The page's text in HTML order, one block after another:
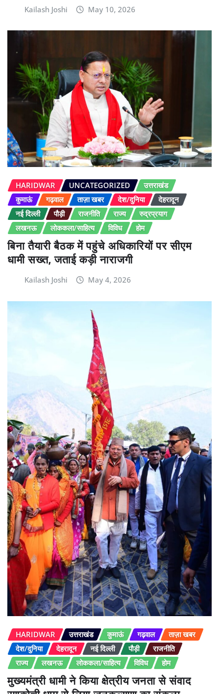
Kailash Joshi May 10, 2026
HARIDWAR UNCATEGORIZED
उत्तराखंड
कुमाऊं
गढ़वाल ताज़ा खबर देश/दुनिया
देहरादून
नई दिल्ली
पौड़ी राजनीति राज्य
रुद्रप्रयाग
लखनऊ
लोककला/साहित्य विविध होम
बिना तैयारी बैठक में पहुंचे अधिकारियों पर सीएम
धामी सख्त, जताई कड़ी नाराजगी
Kailash Joshi May 4, 2026
HARIDWAR उत्तराखंड कुमाऊं गढ़वाल
ताज़ा खबर
देश/दुनिया
देहरादून नई दिल्ली पौड़ी
राजनीति
राज्य
लखनऊ लोककला/साहित्य विविध होम
मुख्यमंत्री धामी ने किया क्षेत्रीय जनता से संवाद